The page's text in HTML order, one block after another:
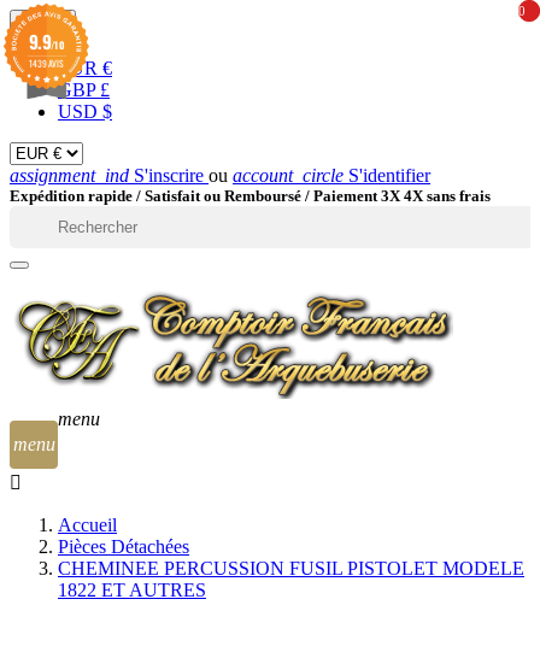
EUR 
EUR €
GBP £
USD $
assignment_ind S'inscrire ou account_circle S'identifier
Expédition rapide / Satisfait ou Remboursé / Paiement 3X 4X sans frais
menu
0
0
menu
Accueil
Pièces Détachées
CHEMINEE PERCUSSION FUSIL PISTOLET MODELE
1822 ET AUTRES
9.9/10
1439 AVIS